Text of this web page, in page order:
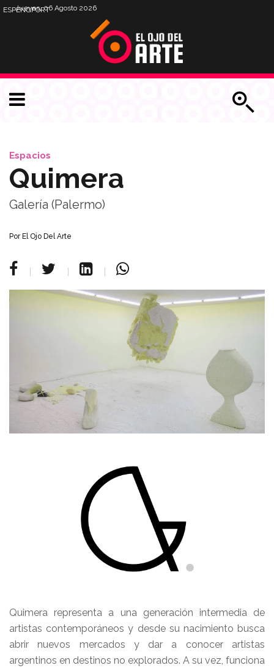
Jueves, 06 Agosto 2026
ESPENGPORT
Espacios
Quimera
Galería (Palermo)
Por El Ojo Del Arte
Quimera representa a una generación intermedia de
artistas contemporáneos y desde su nacimiento busca
abrir nuevos mercados y dar a conocer artistas
argentinos en destinos no explorados. A su vez, funciona